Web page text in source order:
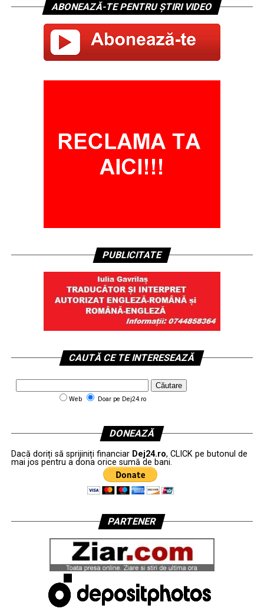
ABONEAZĂ-TE PENTRU ȘTIRI VIDEO
PUBLICITATE
CAUTĂ CE TE INTERESEAZĂ
Web Doar pe Dej24.ro
DONEAZĂ
Dacă doriți să sprijiniți financiar Dej24.ro, CLICK pe butonul de
mai jos pentru a dona orice sumă de bani.
PARTENER